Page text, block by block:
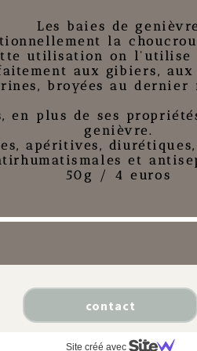
contact
Les baies de genièvre
la
utilisation on l'utilise
aux gibiers,
broyées au dernier
en plus de ses
genièvre.
apéritives,
et
50g / 4 euros
Site créé avec